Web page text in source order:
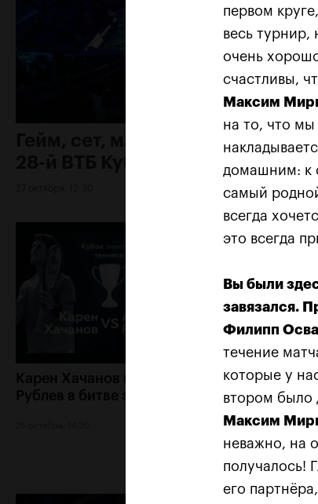
Гейм, сет, матч - завершился
28-й ВТБ Кубок Кремля
Карен Хачанов и Андрей
Рублев в битве за титул
50-й
Мирного и
совместный
22 октября, 20:30
первом
весь турнир,
очень
счастливы,
Максим
на то, что мы
домашним: к
самый
всегда
это всегда
Вы были
завязался.
Филипп
течение
которые у
втором было
Максим
неважно, на
получалось!
его